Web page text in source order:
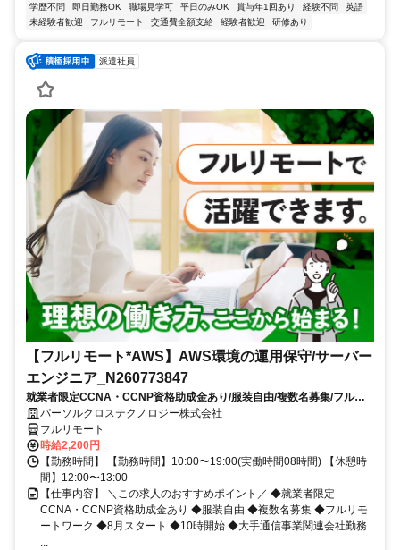
学歴不問
即日勤務OK 職場見学可 平日のみOK 賞与年1回あり 経験不問
英語
未経験者歓迎
フルリモート 交通費全額支給 経験者歓迎 研修あり
派遣社員
【フルリモート*AWS】AWS環境の運用保守/サーバー
エンジニア_N260773847
就業者限定CCNA・CCNP資格助成金あり/服装自由/複数名募集/フルリ
モートワーク/8月スタート/10時開始/大手通信事業関連会社勤務
パーソルクロステクノロジー株式会社
フルリモート
時給2,200円
【勤務時間】 【勤務時間】10:00〜19:00(実働時間08時間) 【休憩時
間】12:00〜13:00
【仕事内容】 ＼この求人のおすすめポイント／ ◆就業者限定
CCNA・CCNP資格助成金あり ◆服装自由 ◆複数名募集 ◆フルリモ
ートワーク ◆8月スタート ◆10時開始 ◆大手通信事業関連会社勤務
...